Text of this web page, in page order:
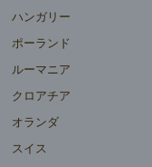
ハンガリー
ポーランド
ルーマニア
クロアチア
オランダ
スイス